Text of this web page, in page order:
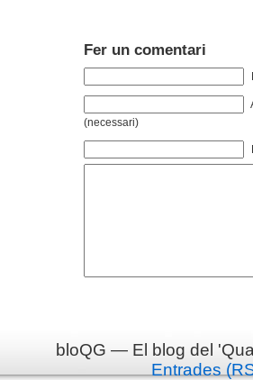
Fer un comentari
(necessari)
bloQG — El blog del
Entrades